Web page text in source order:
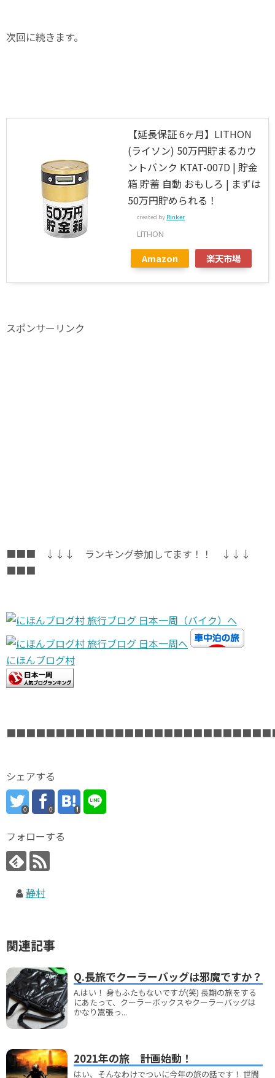
次回に続きます。
【延長保証 6ヶ月】LITHON
(ライソン) 50万円貯まるカウ
ントバンク KTAT-007D | 貯金
箱 貯蓄 自動 おもしろ | まずは
50万円貯められる！
created by Rinker
LITHON
Amazon 楽天市場
スポンサーリンク
■■■ ↓↓↓ ランキング参加してます！！ ↓↓↓
■■■
にほんブログ村
シェアする
0 0
フォローする
静村
関連記事
Q.長旅でクーラーバッグは邪魔ですか？
A.はい！ 身もふたもないですが(笑) 長期の旅をする
にあたって、クーラーボックスやクーラーバッグは
かなり嵩張っ...
2021年の旅 計画始動！
はい、そんなわけでついに今年の旅の話です！ 世間